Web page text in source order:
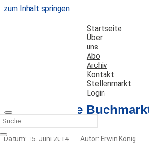
zum Inhalt springen
Startseite
Über
uns
Abo
Archiv
Kontakt
Stellenmarkt
Login
Der deutsche
Datum: 15. Juni 2014
Autor: Erwin König